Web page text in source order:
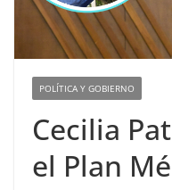
POLÍTICA Y GOBIERNO
Cecilia
el Plan